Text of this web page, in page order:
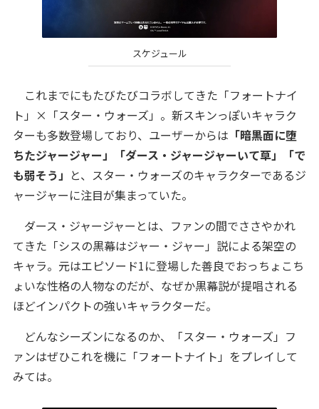
スケジュール
これまでにもたびたびコラボしてきた「フォートナイ
ト」×「スター・ウォーズ」。新スキンっぽいキャラク
ターも多数登場しており、ユーザーからは 「暗黒面に堕
ちたジャージャー」「ダース・ジャージャーいて草」「で
も弱そう」 と、スター・ウォーズのキャラクターであるジ
ャージャーに注目が集まっていた。
ダース・ジャージャーとは、ファンの間でささやかれ
てきた「シスの黒幕はジャー・ジャー」説による架空の
キャラ。元はエピソード1に登場した善良でおっちょこち
ょいな性格の人物なのだが、なぜか黒幕説が提唱される
ほどインパクトの強いキャラクターだ。
どんなシーズンになるのか、「スター・ウォーズ」フ
ァンはぜひこれを機に「フォートナイト」をプレイして
みては。